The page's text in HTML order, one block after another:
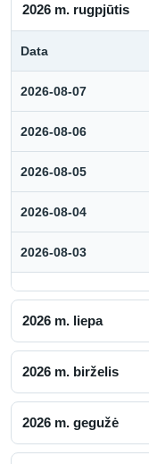
2026 m. rugpjūtis
Data
2026-08-07
2026-08-06
2026-08-05
2026-08-04
2026-08-03
2026 m. liepa
2026 m. birželis
2026 m. gegužė